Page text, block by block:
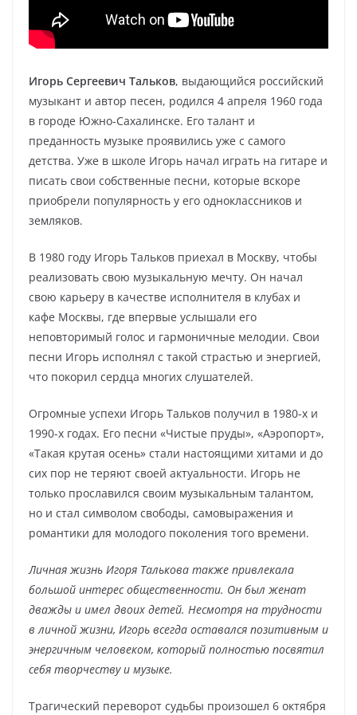
Игорь Сергеевич Тальков, выдающийся российский
музыкант и автор песен, родился 4 апреля 1960 года
в городе Южно-Сахалинске. Его талант и
преданность музыке проявились уже с самого
детства. Уже в школе Игорь начал играть на гитаре и
писать свои собственные песни, которые вскоре
приобрели популярность у его одноклассников и
земляков.
В 1980 году Игорь Тальков приехал в Москву, чтобы
реализовать свою музыкальную мечту. Он начал
свою карьеру в качестве исполнителя в клубах и
кафе Москвы, где впервые услышали его
неповторимый голос и гармоничные мелодии. Свои
песни Игорь исполнял с такой страстью и энергией,
что покорил сердца многих слушателей.
Огромные успехи Игорь Тальков получил в 1980-х и
1990-х годах. Его песни «Чистые пруды», «Аэропорт»,
«Такая крутая осень» стали настоящими хитами и до
сих пор не теряют своей актуальности. Игорь не
только прославился своим музыкальным талантом,
но и стал символом свободы, самовыражения и
романтики для молодого поколения того времени.
Личная жизнь Игоря Талькова также привлекала
большой интерес общественности. Он был женат
дважды и имел двоих детей. Несмотря на трудности
в личной жизни, Игорь всегда оставался позитивным и
энергичным человеком, который полностью посвятил
себя творчеству и музыке.
Трагический переворот судьбы произошел 6 октября